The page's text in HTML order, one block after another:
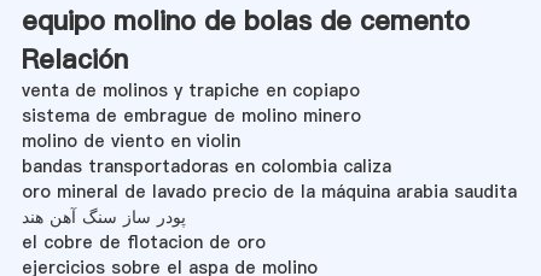
equipo molino de bolas de cemento
Relación
venta de molinos y trapiche en copiapo
sistema de embrague de molino minero
molino de viento en violin
bandas transportadoras en colombia caliza
oro mineral de lavado precio de la máquina arabia saudita
پودر ساز سنگ آهن هند
el cobre de flotacion de oro
ejercicios sobre el aspa de molino